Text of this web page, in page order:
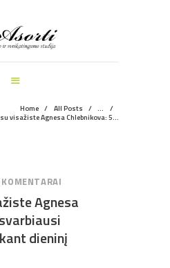
Home All Posts
...
visažiste Agnesa Chlebnikova: 5...
STUDIJA
KOMENTARAI
Agnesa
dieninį